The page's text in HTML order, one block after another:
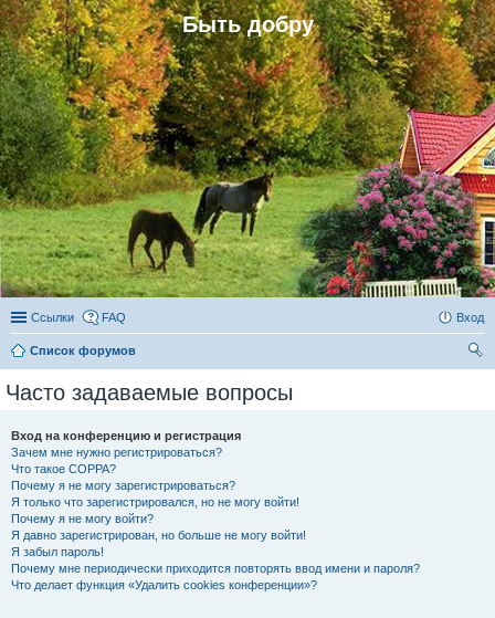
Быть добру
Ссылки FAQ Вход
Список форумов
Часто задаваемые вопросы
Вход на конференцию и регистрация
Зачем мне нужно регистрироваться?
Что такое COPPA?
Почему я не могу зарегистрироваться?
Я только что зарегистрировался, но не могу войти!
Почему я не могу войти?
Я давно зарегистрирован, но больше не могу войти!
Я забыл пароль!
Почему мне периодически приходится повторять ввод имени и пароля?
Что делает функция «Удалить cookies конференции»?